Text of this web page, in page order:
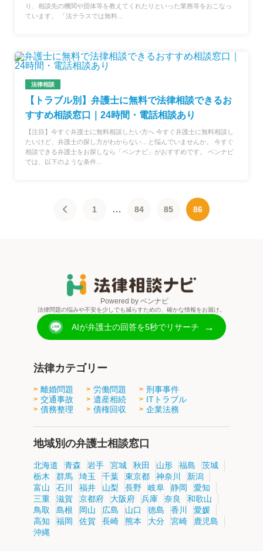
り、相談先の機関や団体等を教えてくれたりといった業務等をおこなっ
ています。 「法テラスでは無料...
法律相談
【トラブル別】弁護士に無料で法律相談できるお
すすめ相談窓口｜24時間・電話相談あり
【注目】今すぐ弁護士に無料相談したい方へ 今すぐ弁護士に無料相談し
たいけど、弁護士の探し方がわからない…と悩んでいませんか。 今すぐ
相談できる弁護士をお探しなら「ベンナビ」がおすすめです。 ベンナビ
では、以下のような条件...
1 … 84 85 86
Powered by ベンナビ
法律問題の悩みや不安を少しでも減らすための、確かな情報をお届け。
AIが弁護士の回答を5秒でリサーチ →
法律カテゴリー
離婚問題 労働問題
刑事事件
交通事故
遺産相続
ITトラブル
債務整理
債権回収 企業法務
地域別の弁護士相談窓口
北海道 青森 岩手 宮城 秋田 山形 福島
茨城
栃木
群馬 埼玉 千葉 東京都 神奈川
新潟
富山
石川 福井 山梨 長野 岐阜 静岡
愛知
三重
滋賀 京都府 大阪府 兵庫 奈良
和歌山
鳥取
島根 岡山 広島 山口 徳島 香川
愛媛
高知
福岡 佐賀 長崎 熊本 大分 宮崎
鹿児島
沖縄